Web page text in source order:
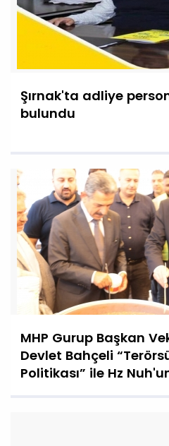
Şırnak'ta adliye
bulundu
MHP Gurup Başkan
Devlet Bahçeli
Politikası” ile Hz